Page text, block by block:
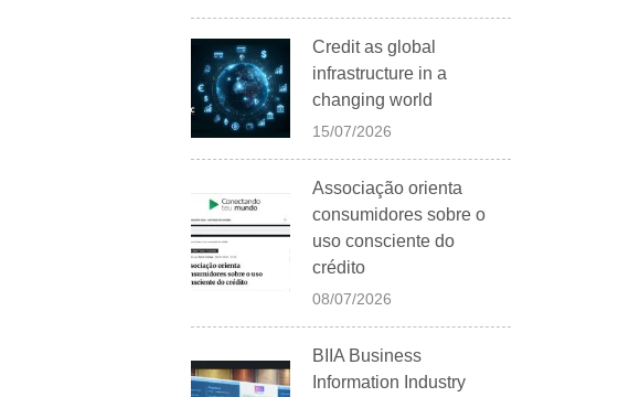
Credit as global
infrastructure in a
changing world
15/07/2026
Associação orienta
consumidores sobre o
uso consciente do
crédito
08/07/2026
BIIA Business
Information Industry